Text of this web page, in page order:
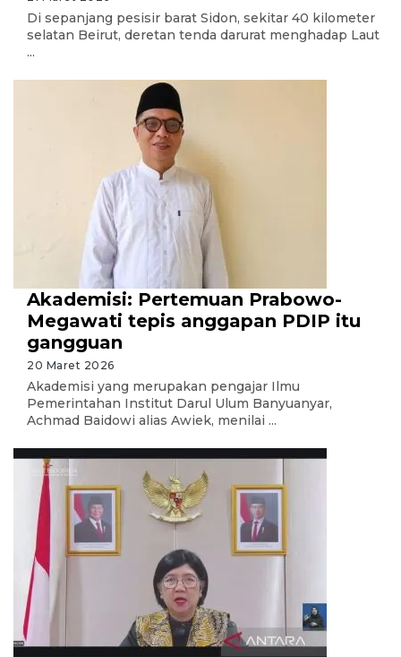
Di sepanjang pesisir barat Sidon, sekitar 40 kilometer
selatan Beirut, deretan tenda darurat menghadap Laut
...
Akademisi: Pertemuan Prabowo-
Megawati tepis anggapan PDIP itu
gangguan
20 Maret 2026
Akademisi yang merupakan pengajar Ilmu
Pemerintahan Institut Darul Ulum Banyuanyar,
Achmad Baidowi alias Awiek, menilai ...